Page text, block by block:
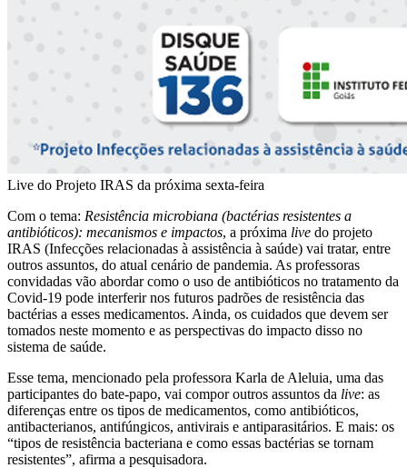
Live do Projeto IRAS da próxima sexta-feira
Com o tema: Resistência microbiana (bactérias resistentes a
antibióticos): mecanismos e impactos, a próxima live do projeto
IRAS (Infecções relacionadas à assistência à saúde) vai tratar, entre
outros assuntos, do atual cenário de pandemia. As professoras
convidadas vão abordar como o uso de antibióticos no tratamento da
Covid-19 pode interferir nos futuros padrões de resistência das
bactérias a esses medicamentos. Ainda, os cuidados que devem ser
tomados neste momento e as perspectivas do impacto disso no
sistema de saúde.
Esse tema, mencionado pela professora Karla de Aleluia, uma das
participantes do bate-papo, vai compor outros assuntos da live: as
diferenças entre os tipos de medicamentos, como antibióticos,
antibacterianos, antifúngicos, antivirais e antiparasitários. E mais: os
“tipos de resistência bacteriana e como essas bactérias se tornam
resistentes”, afirma a pesquisadora.